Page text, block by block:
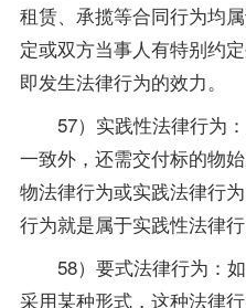
租赁、承揽等合同行为均
定或双方当事人有特别约
即发生法律行为的效力。
57）实践性法律行为：
一致外，还需交付标的物
物法律行为或实践法律行
行为就是属于实践性法律行
58）要式法律行为：如
采用某种形式，这种法律